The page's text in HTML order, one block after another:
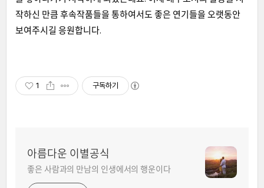
작하신 만큼 후속작품들을 통하여서도 좋은 연기들을 오랫동안
보여주시길 응원합니다.
1 구독하기
아름다운 이별공식
좋은 사람과의 만남의 인생에서의 행운이다